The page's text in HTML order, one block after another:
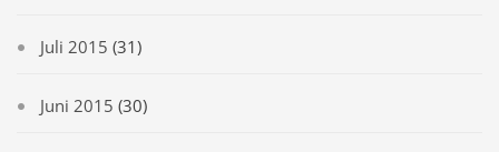
Juli 2015 (31)
Juni 2015 (30)